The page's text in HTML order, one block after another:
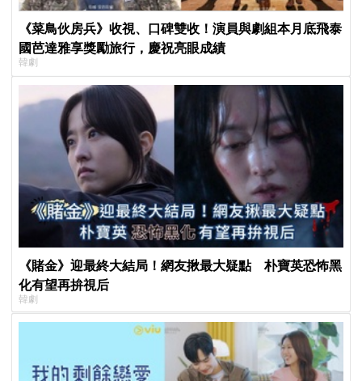
《菜鳥伙房兵》收視、口碑雙收！演員與劇組本月底飛泰
國芭達雅享獎勵旅行，慶祝亮眼成績
韓劇
《賭金》迎最終大結局！網友揪最大疑點 朴寶英恐怖黑
化有望再拚視后
韓劇